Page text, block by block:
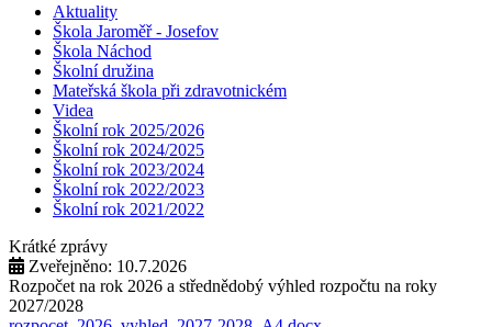
Aktuality
Škola Jaroměř - Josefov
Škola Náchod
Školní družina
Mateřská škola při zdravotnickém
Videa
Školní rok 2025/2026
Školní rok 2024/2025
Školní rok 2023/2024
Školní rok 2022/2023
Školní rok 2021/2022
Krátké zprávy
Zveřejněno: 10.7.2026
Rozpočet na rok 2026 a střednědobý výhled rozpočtu na roky
2027/2028